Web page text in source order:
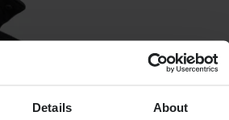
Details About